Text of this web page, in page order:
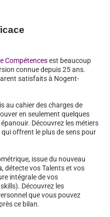
Compétencesest beaucoup
connue depuis 25 ans.
satisfaits à Nogent-
au cahier des charges de
en seulement quelques
Découvrez les métiers
offrent le plus de sens pour
issue du nouveau
, détecte vos Talents et vos
intégrale de vos
Découvrez les
que vous pouvez
ce bilan.